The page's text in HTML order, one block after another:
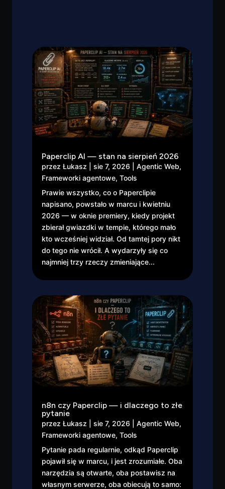
Paperclip AI — stan na sierpień 2026
przez Łukasz sie 7, 2026 Agentic Web,
Frameworki agentowe, Tools
Prawie wszystko, co o Paperclipie
napisano, powstało w marcu i kwietniu
2026 — w oknie premiery, kiedy projekt
zbierał gwiazdki w tempie, którego mało
kto wcześniej widział. Od tamtej pory nikt
do tego nie wrócił. A wydarzyły się co
najmniej trzy rzeczy zmieniające...
n8n czy Paperclip — i dlaczego to złe
pytanie
przez Łukasz sie 7, 2026 Agentic Web,
Frameworki agentowe, Tools
Pytanie pada regularnie, odkąd Paperclip
pojawił się w marcu, i jest zrozumiałe. Oba
narzędzia są otwarte, oba postawisz na
własnym serwerze, oba obiecują to samo: